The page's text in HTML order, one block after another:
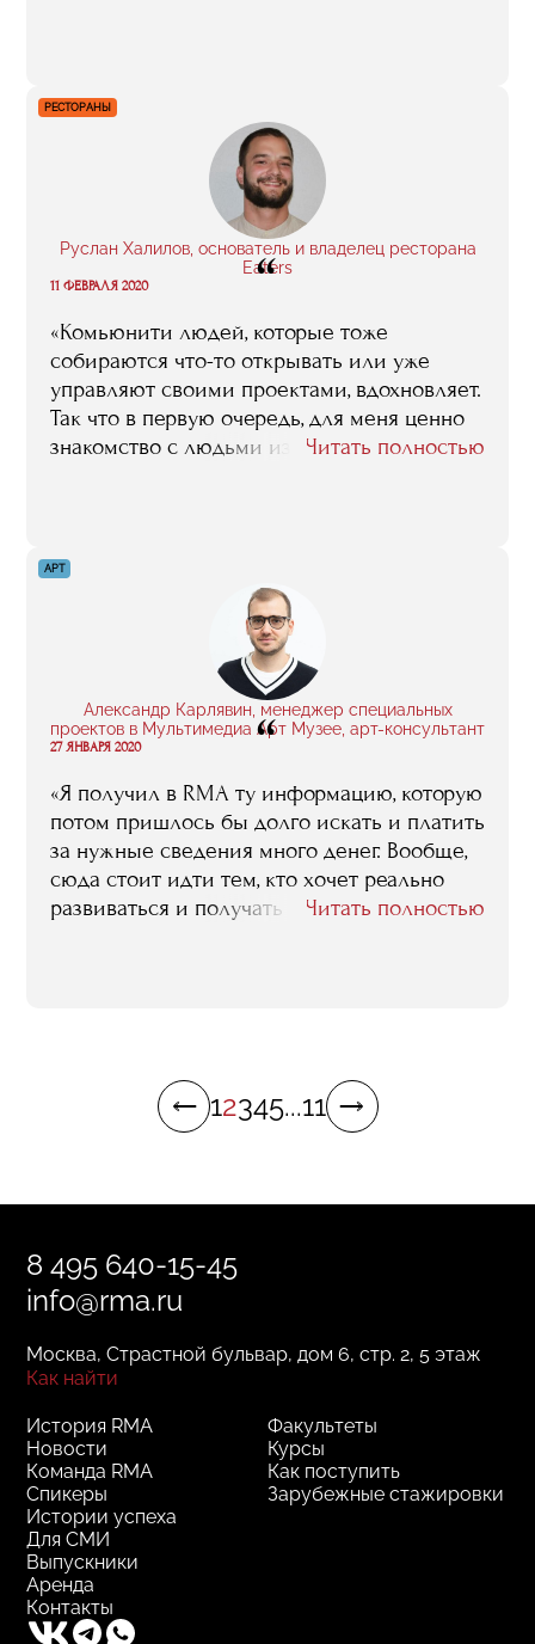
согласились меня попробовать в качестве
РЕСТОРАНЫ
Руслан Халилов, основатель и владелец ресторана
Eaters
“
11 ФЕВРАЛЯ 2020
«Комьюнити людей, которые тоже
собираются что-то открывать или уже
управляют своими проектами, вдохновляет.
Так что в первую очередь, для меня ценно
знакомство с людьми из индустрии. Плюс я
после моей защиты в RMA, знакомый
увидел во мне специалиста и предложил
что-то открыть. Если бы я не получил
профессиональное образование, в меня не
стали бы инвестировать».
Читать полностью
АРТ
Александр Карлявин, менеджер специальных
проектов в Мультимедиа Арт Музее, арт-консультант
“
27 ЯНВАРЯ 2020
«Я получил в RMA ту информацию, которую
потом пришлось бы долго искать и платить
за нужные сведения много денег. Вообще,
сюда стоит идти тем, кто хочет реально
развиваться и получать практические
получить все, главное понимать, что тебе
Читать полностью
12345...11
8 495 640-15-45
info@rma.ru
Москва, Страстной бульвар, дом 6, стр. 2, 5 этаж
Как найти
Факультеты
Курсы
Как поступить
Зарубежные стажировки
История RMA
Новости
Команда RMA
Спикеры
Истории успеха
Для СМИ
Выпускники
Аренда
Контакты